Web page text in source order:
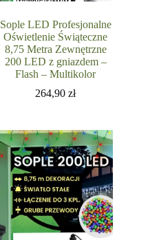
Sople LED Profesjonalne
Oświetlenie Świąteczne
8,75 Metra Zewnętrzne
200 LED z gniazdem –
Flash – Multikolor
264,90zł